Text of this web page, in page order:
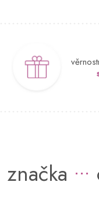
značka